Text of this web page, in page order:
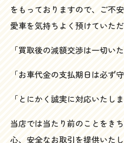
をもっておりますので、ご不
愛車を気持ちよく預けていた
「買取後の減額交渉は一切い
「お車代金の支払期日は必ず守
「とにかく誠実に対応いたしま
当店では当たり前のことをき
心、安全なお取引を提供いた